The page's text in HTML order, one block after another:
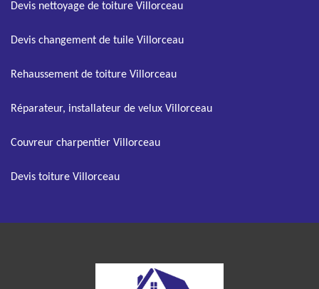
Devis nettoyage de toiture Villorceau
Devis changement de tuile Villorceau
Rehaussement de toiture Villorceau
Réparateur, installateur de velux Villorceau
Couvreur charpentier Villorceau
Devis toiture Villorceau